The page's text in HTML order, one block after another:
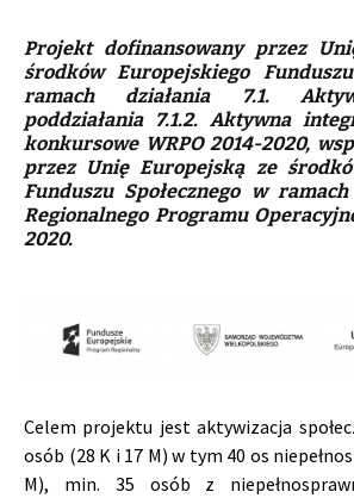
Projekt dofinansowany przez
środków Europejskiego
ramach działania 7.1.
poddziałania 7.1.2. Aktywna
konkursowe WRPO 2014-2020,
przez Unię Europejską ze
Funduszu Społecznego w
Regionalnego Programu
2020.
Celem projektu jest aktywizacja
osób (28 K i 17 M) w tym 40 os
M), min. 35 osób z